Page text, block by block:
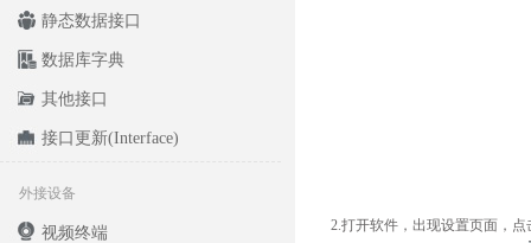
静态数据接口
数据库字典
其他接口
接口更新(Interface)
外接设备
视频终端 2.打开软件，出现设置页面，